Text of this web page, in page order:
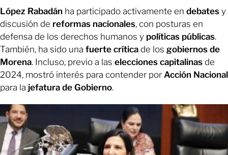
López Rabadán ha participado activamente en debates y
discusión de reformas nacionales, con posturas en
defensa de los derechos humanos y políticas públicas.
También, ha sido una fuerte crítica de los gobiernos de
Morena. Incluso, previo a las elecciones capitalinas de
2024, mostró interés para contender por Acción Nacional
para la jefatura de Gobierno.